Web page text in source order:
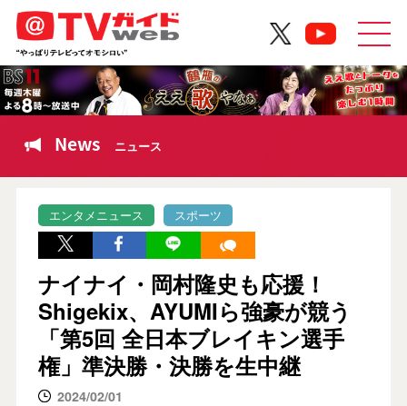
News ニュース
エンタメニュース スポーツ
ナイナイ・岡村隆史も応援！
Shigekix、AYUMIら強豪が競う
「第5回 全日本ブレイキン選手
権」準決勝・決勝を生中継
2024/02/01